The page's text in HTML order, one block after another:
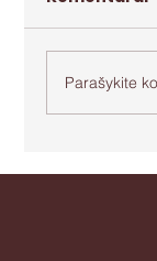
Apie
Parašykite